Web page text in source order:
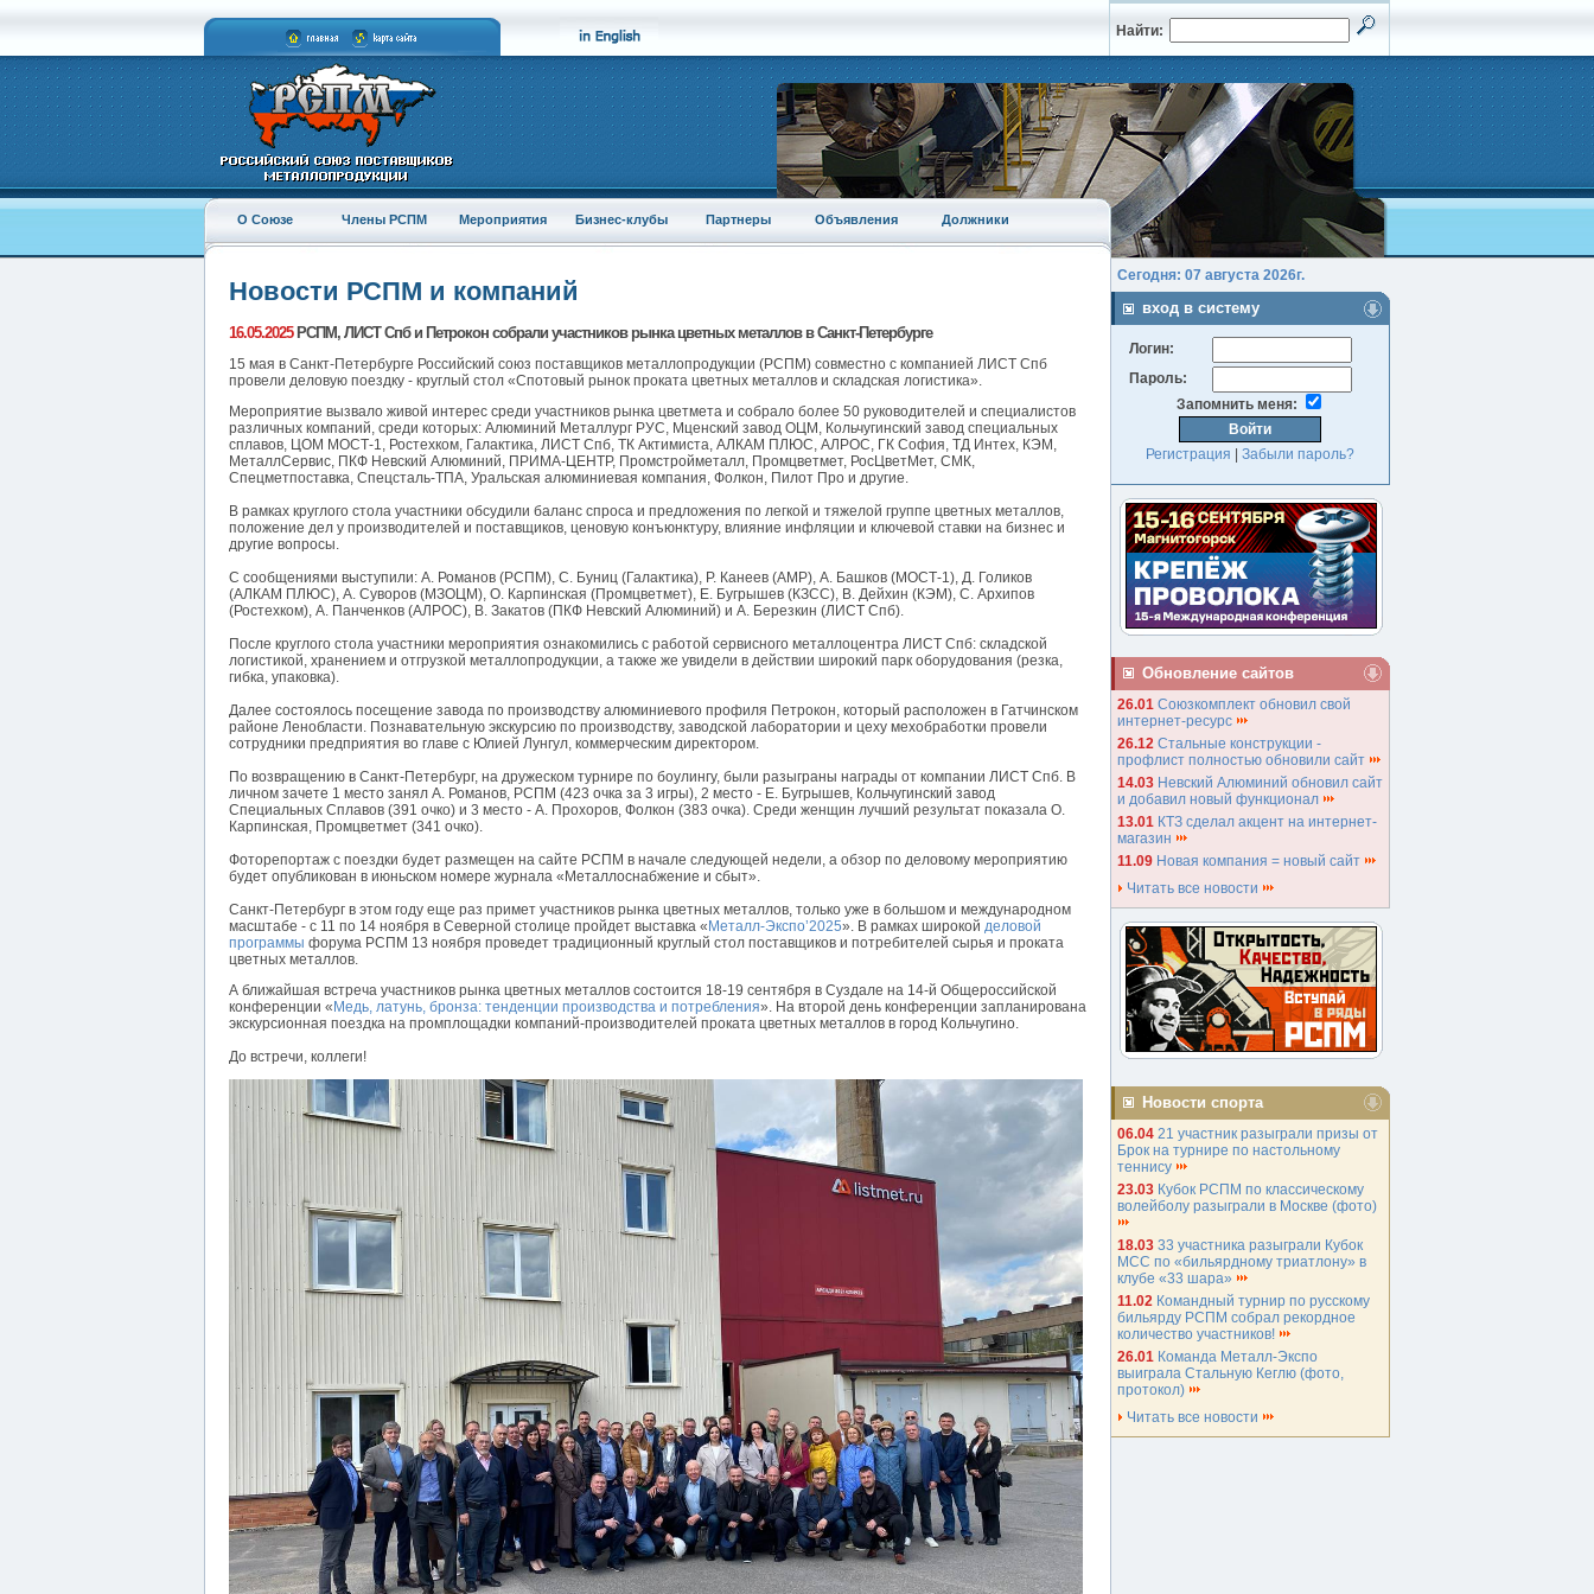
Найти:
О Союзе Члены РСПМ Мероприятия Бизнес-клубы Партнеры Объявления Должники
Новости РСПМ и компаний
16.05.2025РСПМ, ЛИСТ Спб и Петрокон собрали участников рынка цветных металлов в Санкт-Петербурге
15 мая в Санкт-Петербурге Российский союз поставщиков металлопродукции (РСПМ) совместно с компанией ЛИСТ Спб
провели деловую поездку - круглый стол «Спотовый рынок проката цветных металлов и складская логистика».
Мероприятие вызвало живой интерес среди участников рынка цветмета и собрало более 50 руководителей и специалистов
различных компаний, среди которых: Алюминий Металлург РУС, Мценский завод ОЦМ, Кольчугинский завод специальных
сплавов, ЦОМ МОСТ-1, Ростехком, Галактика, ЛИСТ Спб, ТК Актимиста, АЛКАМ ПЛЮС, АЛРОС, ГК София, ТД Интех, КЭМ,
МеталлСервис, ПКФ Невский Алюминий, ПРИМА-ЦЕНТР, Промстройметалл, Промцветмет, РосЦветМет, СМК,
Спецметпоставка, Спецсталь-ТПА, Уральская алюминиевая компания, Фолкон, Пилот Про и другие.
В рамках круглого стола участники обсудили баланс спроса и предложения по легкой и тяжелой группе цветных металлов,
положение дел у производителей и поставщиков, ценовую конъюнктуру, влияние инфляции и ключевой ставки на бизнес и
другие вопросы.
С сообщениями выступили: А. Романов (РСПМ), С. Буниц (Галактика), Р. Канеев (АМР), А. Башков (МОСТ-1), Д. Голиков
(АЛКАМ ПЛЮС), А. Суворов (МЗОЦМ), О. Карпинская (Промцветмет), Е. Бугрышев (КЗСС), В. Дейхин (КЭМ), С. Архипов
(Ростехком), А. Панченков (АЛРОС), В. Закатов (ПКФ Невский Алюминий) и А. Березкин (ЛИСТ Спб).
После круглого стола участники мероприятия ознакомились с работой сервисного металлоцентра ЛИСТ Спб: складской
логистикой, хранением и отгрузкой металлопродукции, а также же увидели в действии широкий парк оборудования (резка,
гибка, упаковка).
Далее состоялось посещение завода по производству алюминиевого профиля Петрокон, который расположен в Гатчинском
районе Ленобласти. Познавательную экскурсию по производству, заводской лаборатории и цеху мехобработки провели
сотрудники предприятия во главе с Юлией Лунгул, коммерческим директором.
По возвращению в Санкт-Петербург, на дружеском турнире по боулингу, были разыграны награды от компании ЛИСТ Спб. В
личном зачете 1 место занял А. Романов, РСПМ (423 очка за 3 игры), 2 место - Е. Бугрышев, Кольчугинский завод
Специальных Сплавов (391 очко) и 3 место - А. Прохоров, Фолкон (383 очка). Среди женщин лучший результат показала О.
Карпинская, Промцветмет (341 очко).
Фоторепортаж с поездки будет размещен на сайте РСПМ в начале следующей недели, а обзор по деловому мероприятию
будет опубликован в июньском номере журнала «Металлоснабжение и сбыт».
Санкт-Петербург в этом году еще раз примет участников рынка цветных металлов, только уже в большом и международном
масштабе - с 11 по 14 ноября в Северной столице пройдет выставка « Металл-Экспо’2025». В рамках широкой деловой
программы форума РСПМ 13 ноября проведет традиционный круглый стол поставщиков и потребителей сырья и проката
цветных металлов.
А ближайшая встреча участников рынка цветных металлов состоится 18-19 сентября в Суздале на 14-й Общероссийской
конференции « Медь, латунь, бронза: тенденции производства и потребления». На второй день конференции запланирована
экскурсионная поездка на промплощадки компаний-производителей проката цветных металлов в город Кольчугино.
До встречи, коллеги!
Сегодня: 07 августа 2026г.
вход в систему
Логин:
Пароль:
Запомнить меня:
Регистрация Забыли пароль?
Обновление сайтов
26.01 Союзкомплект обновил свой
интернет-ресурс
26.12 Стальные конструкции -
профлист полностью обновили сайт
14.03 Невский Алюминий обновил сайт
и добавил новый функционал
13.01 КТЗ сделал акцент на интернет-
магазин
11.09 Новая компания = новый сайт
Читать все новости
Новости спорта
06.04 21 участник разыграли призы от
Брок на турнире по настольному
теннису
23.03 Кубок РСПМ по классическому
волейболу разыграли в Москве (фото)
18.03 33 участника разыграли Кубок
МСС по «бильярдному триатлону» в
клубе «33 шара»
11.02 Командный турнир по русскому
бильярду РСПМ собрал рекордное
количество участников!
26.01 Команда Металл-Экспо
выиграла Стальную Кеглю (фото,
протокол)
Читать все новости